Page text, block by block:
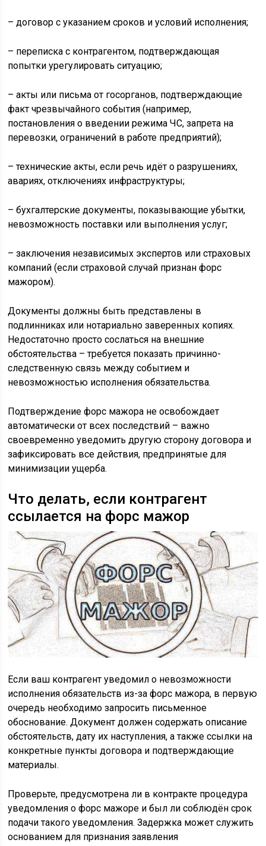
– договор с указанием сроков и условий исполнения;
– переписка с контрагентом, подтверждающая
попытки урегулировать ситуацию;
– акты или письма от госорганов, подтверждающие
факт чрезвычайного события (например,
постановления о введении режима ЧС, запрета на
перевозки, ограничений в работе предприятий);
– технические акты, если речь идёт о разрушениях,
авариях, отключениях инфраструктуры;
– бухгалтерские документы, показывающие убытки,
невозможность поставки или выполнения услуг;
– заключения независимых экспертов или страховых
компаний (если страховой случай признан форс
мажором).
Документы должны быть представлены в
подлинниках или нотариально заверенных копиях.
Недостаточно просто сослаться на внешние
обстоятельства – требуется показать причинно-
следственную связь между событием и
невозможностью исполнения обязательства.
Подтверждение форс мажора не освобождает
автоматически от всех последствий – важно
своевременно уведомить другую сторону договора и
зафиксировать все действия, предпринятые для
минимизации ущерба.
Что делать, если контрагент
ссылается на форс мажор
Если ваш контрагент уведомил о невозможности
исполнения обязательств из-за форс мажора, в первую
очередь необходимо запросить письменное
обоснование. Документ должен содержать описание
обстоятельств, дату их наступления, а также ссылки на
конкретные пункты договора и подтверждающие
материалы.
Проверьте, предусмотрена ли в контракте процедура
уведомления о форс мажоре и был ли соблюдён срок
подачи такого уведомления. Задержка может служить
основанием для признания заявления